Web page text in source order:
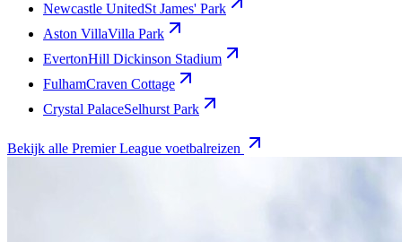
Newcastle UnitedSt James' Park
Aston VillaVilla Park
EvertonHill Dickinson Stadium
FulhamCraven Cottage
Crystal PalaceSelhurst Park
Bekijk alle Premier League voetbalreizen